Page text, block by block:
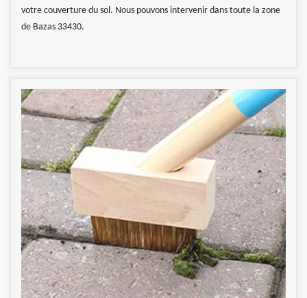
votre couverture du sol. Nous pouvons intervenir dans toute la zone
de Bazas 33430.